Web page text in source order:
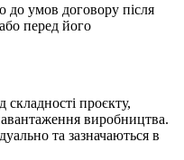
до умов договору після
перед його
складності проєкту,
виробництва.
та зазначаються в